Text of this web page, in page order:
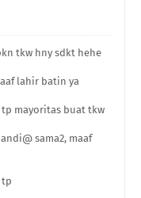
tkw hny sdkt hehe
lahir batin ya
mayoritas buat tkw
sama2, maaf
tp